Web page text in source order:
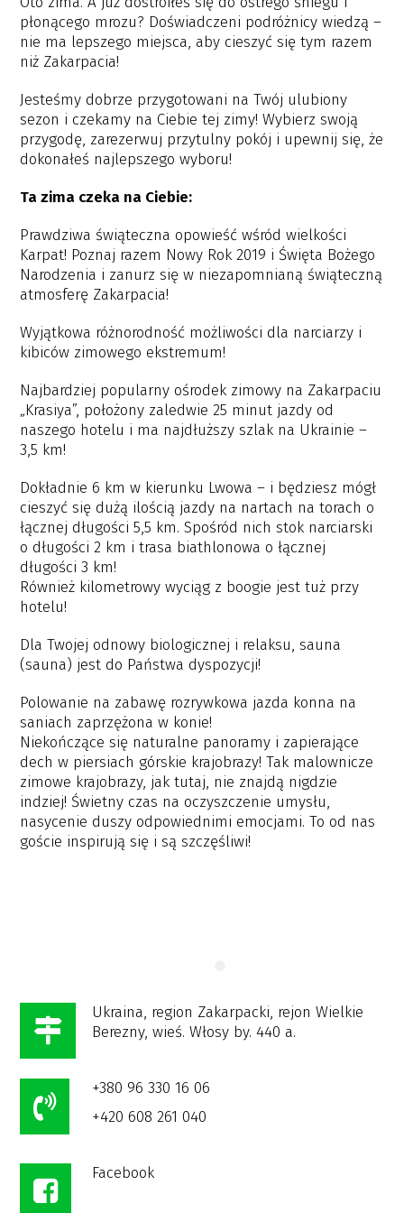
płonącego mrozu? Doświadczeni podróżnicy wiedzą –
nie ma lepszego miejsca, aby cieszyć się tym razem
niż Zakarpacia!
Jesteśmy dobrze przygotowani na Twój ulubiony
sezon i czekamy na Ciebie tej zimy! Wybierz swoją
przygodę, zarezerwuj przytulny pokój i upewnij się, że
dokonałeś najlepszego wyboru!
Ta zima czeka na Ciebie:
Prawdziwa świąteczna opowieść wśród wielkości
Karpat! Poznaj razem Nowy Rok 2019 i Święta Bożego
Narodzenia i zanurz się w niezapomnianą świąteczną
atmosferę Zakarpacia!
Wyjątkowa różnorodność możliwości dla narciarzy i
kibiców zimowego ekstremum!
Najbardziej popularny ośrodek zimowy na Zakarpaciu
„Krasiya”, położony zaledwie 25 minut jazdy od
naszego hotelu i ma najdłuższy szlak na Ukrainie –
3,5 km!
Dokładnie 6 km w kierunku Lwowa – i będziesz mógł
cieszyć się dużą ilością jazdy na nartach na torach o
łącznej długości 5,5 km. Spośród nich stok narciarski
o długości 2 km i trasa biathlonowa o łącznej
długości 3 km!
Również kilometrowy wyciąg z boogie jest tuż przy
hotelu!
Dla Twojej odnowy biologicznej i relaksu, sauna
(sauna) jest do Państwa dyspozycji!
Polowanie na zabawę rozrywkowa jazda konna na
saniach zaprzężona w konie!
Niekończące się naturalne panoramy i zapierające
dech w piersiach górskie krajobrazy! Tak malownicze
zimowe krajobrazy, jak tutaj, nie znajdą nigdzie
indziej! Świetny czas na oczyszczenie umysłu,
nasycenie duszy odpowiednimi emocjami. To od nas
goście inspirują się i są szczęśliwi!
Ukraina, region Zakarpacki, rejon Wielkie
Berezny, wieś. Włosy by. 440 a.
+380 96 330 16 06
+420 608 261 040
Facebook